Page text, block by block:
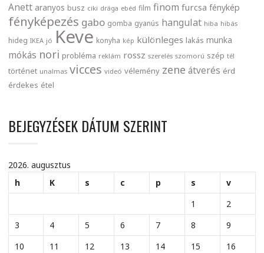
Anett aranyos busz ciki drága ebéd film finom furcsa fénykép
fényképezés gabo gomba gyanús hangulat hiba hibás
hideg IKEA jó Keve konyha kép különleges lakás munka
mókás nori probléma reklám rossz szerelés szomorú szép tél
történet unalmas vicces videó vélemény zene átverés érd
érdekes étel
BEJEGYZÉSEK DÁTUM SZERINT
2026. augusztus
h
K s c p s
v
1
2
3
4 5 6 7 8
9
10
11 12 13 14 15
16